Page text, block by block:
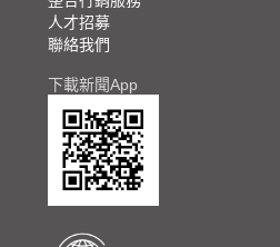
人才招募
聯絡我們
下載新聞App